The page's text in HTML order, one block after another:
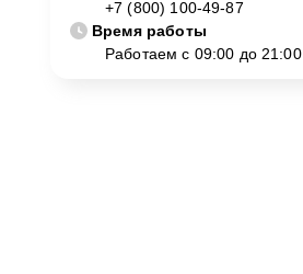
+7 (800) 100-49-87
Время работы
Работаем с 09:00 до 21:00